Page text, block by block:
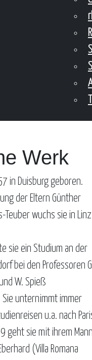
Werk
in Duisburg geboren.
der Eltern Günther
Teuber wuchs sie in Linz
sie ein Studium an der
bei den Professoren
W. Spieß
unternimmt immer
u.a. nach
geht sie mit ihrem Mann
(Villa Romana